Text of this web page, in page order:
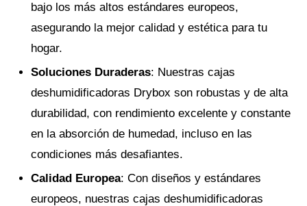
bajo los más altos estándares europeos,
asegurando la mejor calidad y estética para tu
hogar.
Soluciones Duraderas: Nuestras cajas
deshumidificadoras Drybox son robustas y de alta
durabilidad, con rendimiento excelente y constante
en la absorción de humedad, incluso en las
condiciones más desafiantes.
Calidad Europea: Con diseños y estándares
europeos, nuestras cajas deshumidificadoras